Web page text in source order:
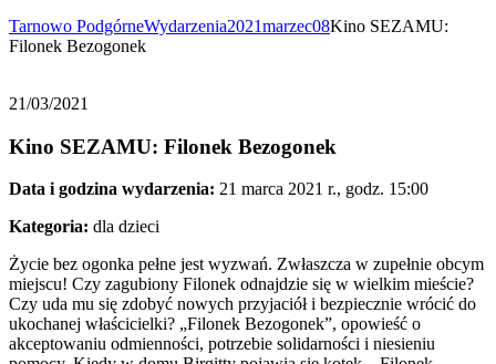
Tarnowo PodgórneWydarzenia2021marzec08Kino SEZAMU:
Filonek Bezogonek
21/03/2021
Kino SEZAMU: Filonek Bezogonek
Data i godzina wydarzenia: 21 marca 2021 r., godz. 15:00
Kategoria: dla dzieci
Życie bez ogonka pełne jest wyzwań. Zwłaszcza w zupełnie obcym
miejscu! Czy zagubiony Filonek odnajdzie się w wielkim mieście?
Czy uda mu się zdobyć nowych przyjaciół i bezpiecznie wrócić do
ukochanej właścicielki? „Filonek Bezogonek”, opowieść o
akceptowaniu odmienności, potrzebie solidarności i niesieniu